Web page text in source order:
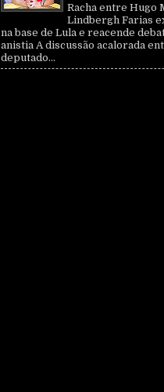
Racha entre Hugo
Lindbergh Farias
na base de Lula e reacende
anistia A discussão acalorada
deputado...